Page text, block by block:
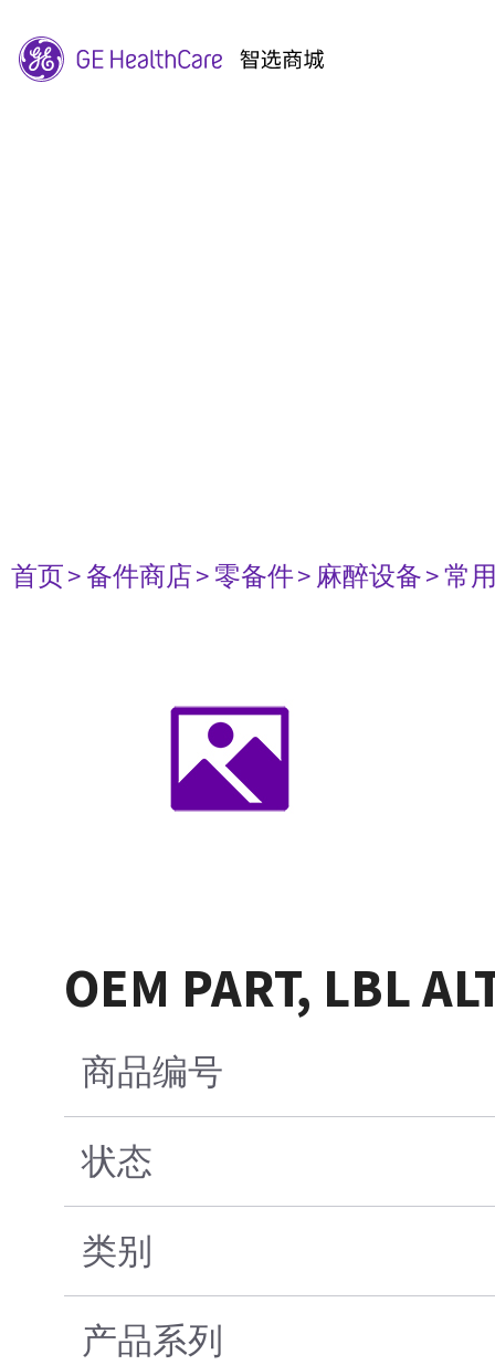
首页> 备件商店> 零备件> 麻醉设备> 常
OEM PART, LBL
商品编号
状态
类别
产品系列